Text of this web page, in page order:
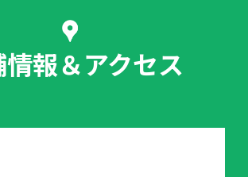
報＆アクセス